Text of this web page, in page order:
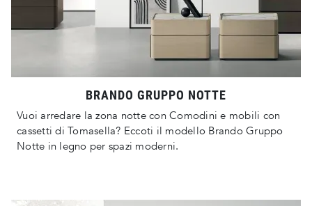
BRANDO GRUPPO NOTTE
Vuoi arredare la zona notte con Comodini e mobili con
cassetti di Tomasella? Eccoti il modello Brando Gruppo
Notte in legno per spazi moderni.